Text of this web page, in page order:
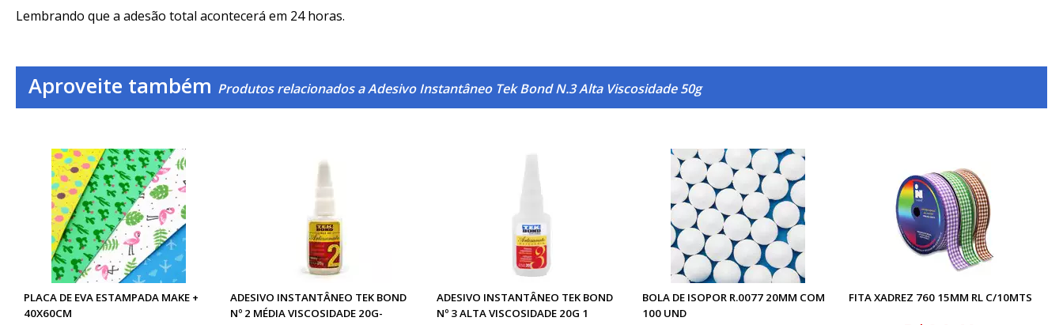
Lembrando que a adesão total acontecerá em 24 horas.
Aproveite também Produtos relacionados a Adesivo Instantâneo Tek Bond N.3 Alta Viscosidade 50g
PLACA DE EVA ESTAMPADA MAKE +
40X60CM
ADESIVO INSTANTÂNEO TEK BOND
Nº 2 MÉDIA VISCOSIDADE 20G-
ADESIVO INSTANTÂNEO TEK BOND
Nº 3 ALTA VISCOSIDADE 20G 1
BOLA DE ISOPOR R.0077 20MM COM
100 UND
FITA XADREZ 760 15MM RL C/10MTS